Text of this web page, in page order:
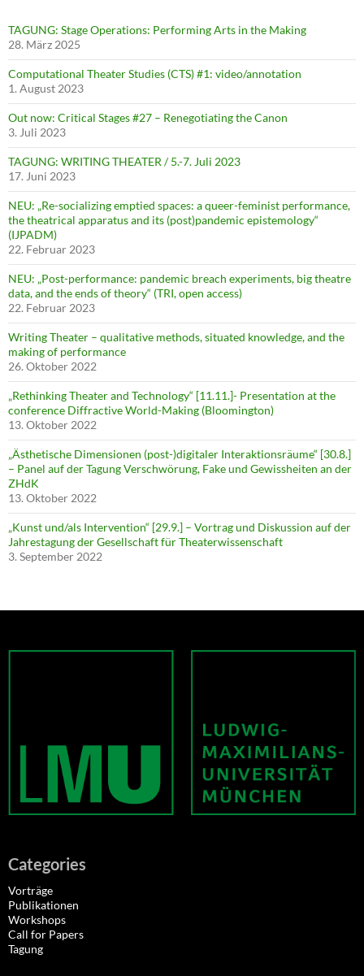
TAGUNG: Stage Operations: Performing Arts in the Making
28. März 2025
Computational Theater Studies (CTS) #1: video/annotation
1. August 2023
Out now: Critical Stages #27 – Renegotiating the Canon
3. Juli 2023
TAGUNG: WRITING THEATER / 5.-7. Juli 2023
17. Juni 2023
NEU: „Re-socializing emptied spaces: a queer-feminist performance,
the theatrical apparatus and its (post)pandemic epistemology“
(IJPADM)
22. Februar 2023
NEU: „Post-performance: pandemic breach experiments, big theatre
data, and the ends of theory“ (TRI, open access)
22. Februar 2023
Writing Theater – qualitative methods, situated knowledge, and the
making of performance
26. Oktober 2022
„Rethinking Theater and Technology“ [11.11.]- Presentation at the
conference Diffractive World-Making (Bloomington)
13. Oktober 2022
„Ästhetische Dimensionen (post-)digitaler Interaktionsräume“ [30.8.]
– Panel auf der Tagung Verschwörung, Fake und Gewissheiten an der
ZHdK
13. Oktober 2022
„Kunst und/als Intervention“ [29.9.] – Vortrag und Diskussion auf der
Jahrestagung der Gesellschaft für Theaterwissenschaft
3. September 2022
Categories
Vorträge
Publikationen
Workshops
Call for Papers
Tagung